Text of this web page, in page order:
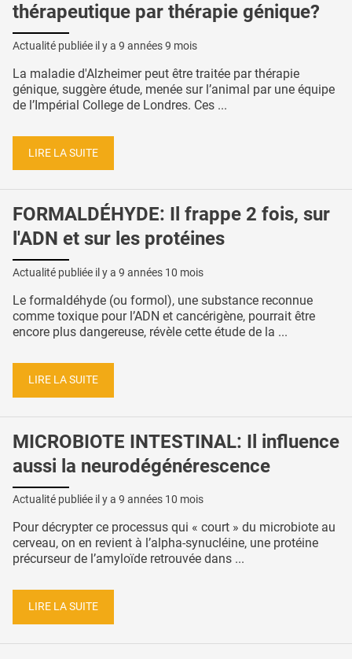
thérapeutique par thérapie génique?
Actualité publiée il y a 9 années 9 mois
La maladie d'Alzheimer peut être traitée par thérapie
génique, suggère étude, menée sur l’animal par une équipe
de l’Impérial College de Londres. Ces ...
LIRE LA SUITE
FORMALDÉHYDE: Il frappe 2 fois, sur
l'ADN et sur les protéines
Actualité publiée il y a 9 années 10 mois
Le formaldéhyde (ou formol), une substance reconnue
comme toxique pour l’ADN et cancérigène, pourrait être
encore plus dangereuse, révèle cette étude de la ...
LIRE LA SUITE
MICROBIOTE INTESTINAL: Il influence
aussi la neurodégénérescence
Actualité publiée il y a 9 années 10 mois
Pour décrypter ce processus qui « court » du microbiote au
cerveau, on en revient à l’alpha-synucléine, une protéine
précurseur de l’amyloïde retrouvée dans ...
LIRE LA SUITE